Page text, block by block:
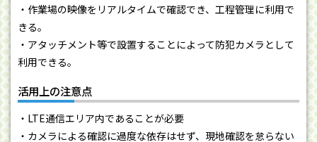
・作業場の映像をリアルタイムで確認でき、工程管理に利用で
きる。
・アタッチメント等で設置することによって防犯カメラとして
利用できる。
活用上の注意点
・LTE通信エリア内であることが必要
・カメラによる確認に過度な依存はせず、現地確認を怠らない